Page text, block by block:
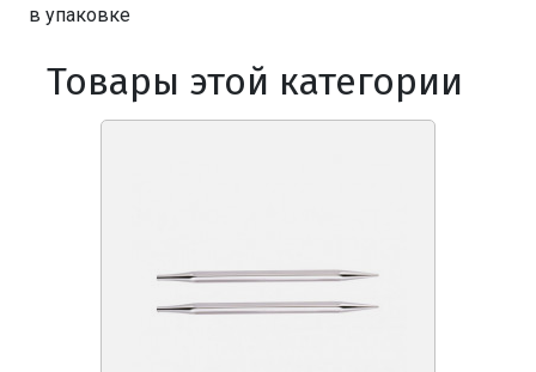
в упаковке
Товары этой категории